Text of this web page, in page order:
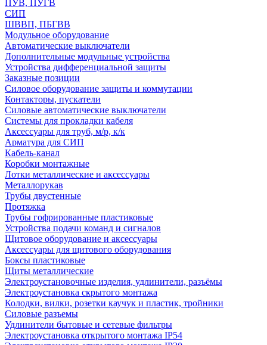
ПУВ, ПУГВ
СИП
ШВВП, ПБГВВ
Модульное оборудование
Автоматические выключатели
Дополнительные модульные устройства
Устройства дифференциальной защиты
Заказные позиции
Силовое оборудование защиты и коммутации
Контакторы, пускатели
Силовые автоматические выключатели
Системы для прокладки кабеля
Аксессуары для труб, м/р, к/к
Арматура для СИП
Кабель-канал
Коробки монтажные
Лотки металлические и аксессуары
Металлорукав
Трубы двустенные
Протяжка
Трубы гофрированные пластиковые
Устройства подачи команд и сигналов
Щитовое оборудование и аксессуары
Аксессуары для щитового оборудования
Боксы пластиковые
Щиты металлические
Электроустановочные изделия, удлинители, разъёмы
Электроустановка скрытого монтажа
Колодки, вилки, розетки каучук и пластик, тройники
Силовые разъемы
Удлинители бытовые и сетевые фильтры
Электроустановка открытого монтажа IP54